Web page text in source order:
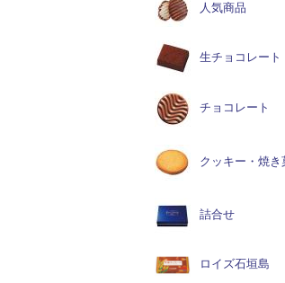
人気商品
生チョコレート
チョコレート
クッキー・焼き
詰合せ
ロイズ石垣島